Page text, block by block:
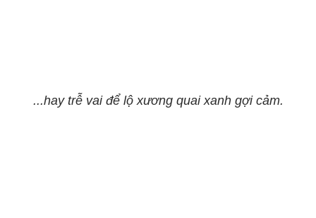
...hay trễ vai để lộ xương quai xanh gợi cảm.